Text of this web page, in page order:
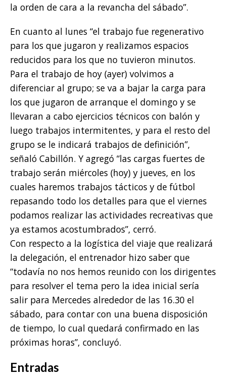
la orden de cara a la revancha del sábado”.
En cuanto al lunes “el trabajo fue regenerativo
para los que jugaron y realizamos espacios
reducidos para los que no tuvieron minutos.
Para el trabajo de hoy (ayer) volvimos a
diferenciar al grupo; se va a bajar la carga para
los que jugaron de arranque el domingo y se
llevaran a cabo ejercicios técnicos con balón y
luego trabajos intermitentes, y para el resto del
grupo se le indicará trabajos de definición”,
señaló Cabillón. Y agregó “las cargas fuertes de
trabajo serán miércoles (hoy) y jueves, en los
cuales haremos trabajos tácticos y de fútbol
repasando todo los detalles para que el viernes
podamos realizar las actividades recreativas que
ya estamos acostumbrados”, cerró.
Con respecto a la logística del viaje que realizará
la delegación, el entrenador hizo saber que
“todavía no nos hemos reunido con los dirigentes
para resolver el tema pero la idea inicial sería
salir para Mercedes alrededor de las 16.30 el
sábado, para contar con una buena disposición
de tiempo, lo cual quedará confirmado en las
próximas horas”, concluyó.
Entradas